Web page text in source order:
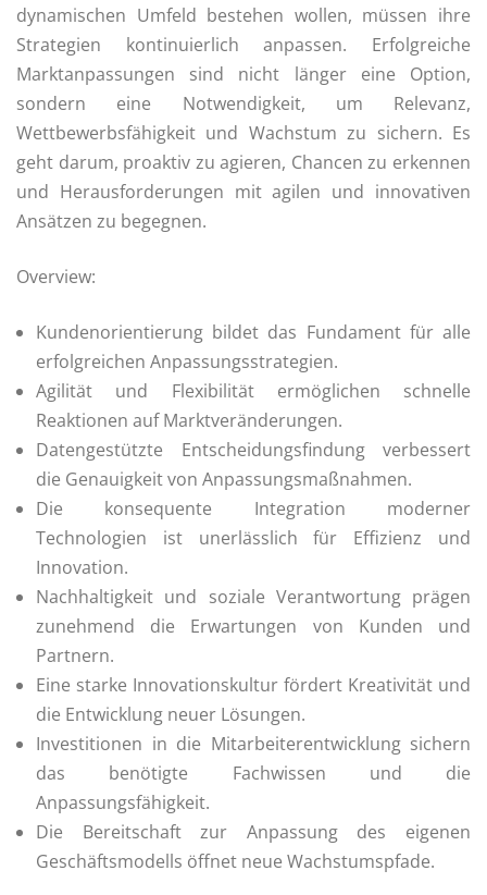
dynamischen Umfeld bestehen wollen, müssen ihre
Strategien kontinuierlich anpassen. Erfolgreiche
Marktanpassungen sind nicht länger eine Option,
sondern eine Notwendigkeit, um Relevanz,
Wettbewerbsfähigkeit und Wachstum zu sichern. Es
geht darum, proaktiv zu agieren, Chancen zu erkennen
und Herausforderungen mit agilen und innovativen
Ansätzen zu begegnen.
Overview:
Kundenorientierung bildet das Fundament für alle
erfolgreichen Anpassungsstrategien.
Agilität und Flexibilität ermöglichen schnelle
Reaktionen auf Marktveränderungen.
Datengestützte Entscheidungsfindung verbessert
die Genauigkeit von Anpassungsmaßnahmen.
Die konsequente Integration moderner
Technologien ist unerlässlich für Effizienz und
Innovation.
Nachhaltigkeit und soziale Verantwortung prägen
zunehmend die Erwartungen von Kunden und
Partnern.
Eine starke Innovationskultur fördert Kreativität und
die Entwicklung neuer Lösungen.
Investitionen in die Mitarbeiterentwicklung sichern
das benötigte Fachwissen und die
Anpassungsfähigkeit.
Die Bereitschaft zur Anpassung des eigenen
Geschäftsmodells öffnet neue Wachstumspfade.